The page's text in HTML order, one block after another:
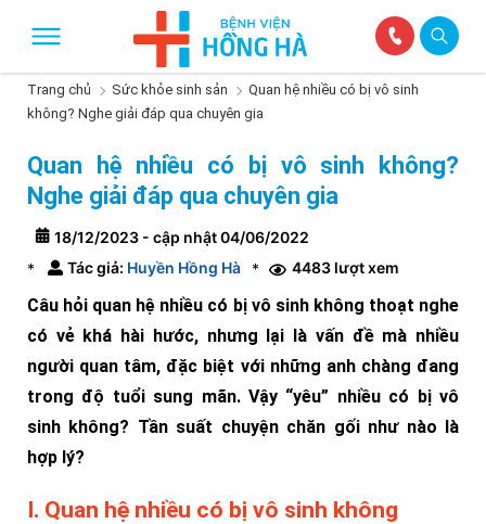
Trang chủ Sức khỏe sinh sản
Quan hệ nhiều có bị vô sinh
không? Nghe giải đáp qua chuyên gia
Quan hệ nhiều có bị vô sinh không?
Nghe giải đáp qua chuyên gia
18/12/2023 - cập nhật 04/06/2022
*
Tác giả: Huyền Hồng Hà * 4483 lượt xem
Câu hỏi quan hệ nhiều có bị vô sinh không thoạt nghe
có vẻ khá hài hước, nhưng lại là vấn đề mà nhiều
người quan tâm, đặc biệt với những anh chàng đang
trong độ tuổi sung mãn. Vậy “yêu” nhiều có bị vô
sinh không? Tần suất chuyện chăn gối như nào là
hợp lý?
I. Quan hệ nhiều có bị vô sinh không